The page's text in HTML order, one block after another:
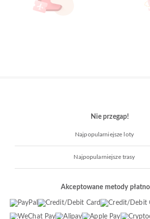
Nie przegap!
Najpopularniejsze loty
Najpopularniejsze trasy
Akceptowane metody